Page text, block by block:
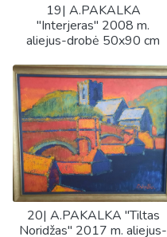
19| A.PAKALKA
"Interjeras" 2008 m.
aliejus-drobė 50x90 cm
20| A.PAKALKA "Tiltas
Noridžas" 2017 m. aliejus-